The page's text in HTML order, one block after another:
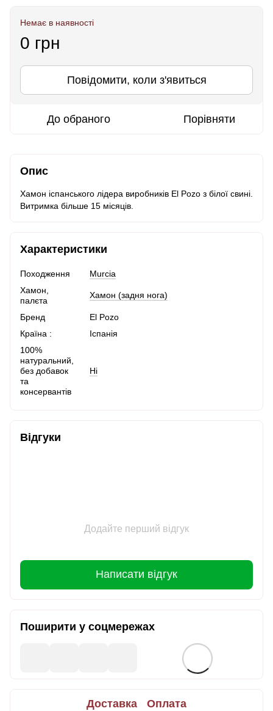
Немає в наявності
0 грн
Повідомити, коли з'явиться
До обраного Порівняти
Опис
Хамон іспанського лідера виробників El Pozo з білої свині.
Витримка більше 15 місяців.
Характеристики
Походження
Murcia
Хамон,
палєта
Хамон (задня нога)
Бренд
El Pozo
Країна :
Іспанія
100%
натуральний,
без добавок
та
консервантів
Ні
Відгуки
Додайте перший відгук
Написати відгук
Поширити у соцмережах
Доставка Оплата